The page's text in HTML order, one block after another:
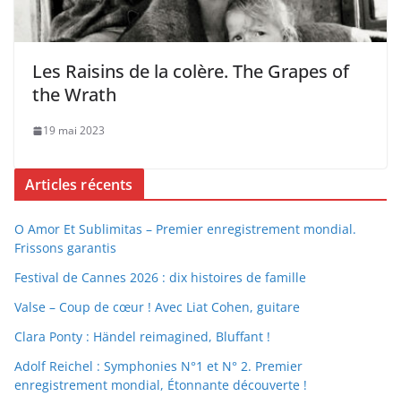
Les Raisins de la colère. The Grapes of
the Wrath
19 mai 2023
Articles récents
O Amor Et Sublimitas – Premier enregistrement mondial.
Frissons garantis
Festival de Cannes 2026 : dix histoires de famille
Valse – Coup de cœur ! Avec Liat Cohen, guitare
Clara Ponty : Händel reimagined, Bluffant !
Adolf Reichel : Symphonies N°1 et N° 2. Premier
enregistrement mondial, Étonnante découverte !